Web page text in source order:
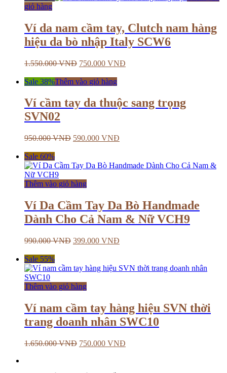
giỏ hàng
Ví da nam cầm tay, Clutch nam hàng
hiệu da bò nhập Italy SCW6
1.550.000VNĐ 750.000 VNĐ
Sale 38%Thêm vào giỏ hàng
Ví cầm tay da thuộc sang trọng
SVN02
950.000VNĐ 590.000 VNĐ
Sale 60%
Thêm vào giỏ hàng
Ví Da Cầm Tay Da Bò Handmade
Dành Cho Cả Nam & Nữ VCH9
990.000VNĐ 399.000 VNĐ
Sale 55%
Thêm vào giỏ hàng
Ví nam cầm tay hàng hiệu SVN thời
trang doanh nhân SWC10
1.650.000VNĐ 750.000 VNĐ